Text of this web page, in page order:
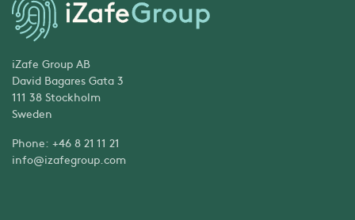
iZafe Group AB
David Bagares Gata 3
111 38 Stockholm
Sweden
Phone: +46 8 21 11 21
info@izafegroup.com